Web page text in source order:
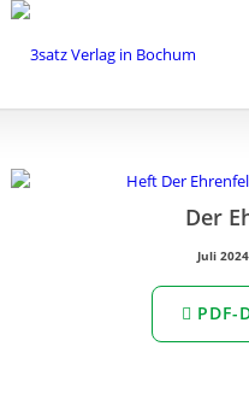
Der
Juli
PDF-